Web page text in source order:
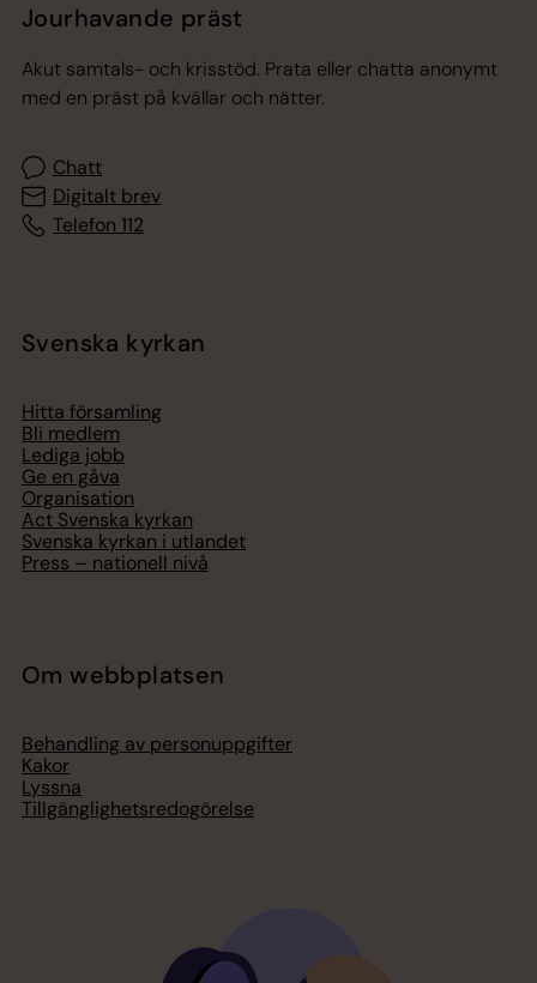
Jourhavande präst
Akut samtals- och krisstöd. Prata eller chatta anonymt
med en präst på kvällar och nätter.
Chatt
Digitalt brev
Telefon 112
Svenska kyrkan
Hitta församling
Bli medlem
Lediga jobb
Ge en gåva
Organisation
Act Svenska kyrkan
Svenska kyrkan i utlandet
Press – nationell nivå
Om webbplatsen
Behandling av personuppgifter
Kakor
Lyssna
Tillgänglighetsredogörelse